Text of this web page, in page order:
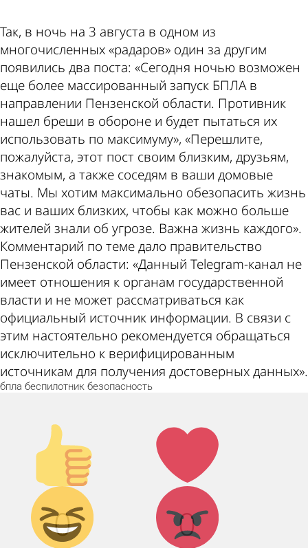
Так, в ночь на 3 августа в одном из
многочисленных «радаров» один за другим
появились два поста: «Сегодня ночью возможен
еще более массированный запуск БПЛА в
направлении Пензенской области. Противник
нашел бреши в обороне и будет пытаться их
использовать по максимуму», «Перешлите,
пожалуйста, этот пост своим близким, друзьям,
знакомым, а также соседям в ваши домовые
чаты. Мы хотим максимально обезопасить жизнь
вас и ваших близких, чтобы как можно больше
жителей знали об угрозе. Важна жизнь каждого».
Комментарий по теме дало правительство
Пензенской области: «Данный Telegram-канал не
имеет отношения к органам государственной
власти и не может рассматриваться как
официальный источник информации. В связи с
этим настоятельно рекомендуется обращаться
исключительно к верифицированным
источникам для получения достоверных данных».
бпла беспилотник безопасность
Палец
вверх!
0
Лайк!
0
Дикий
смех!
Агрессия!